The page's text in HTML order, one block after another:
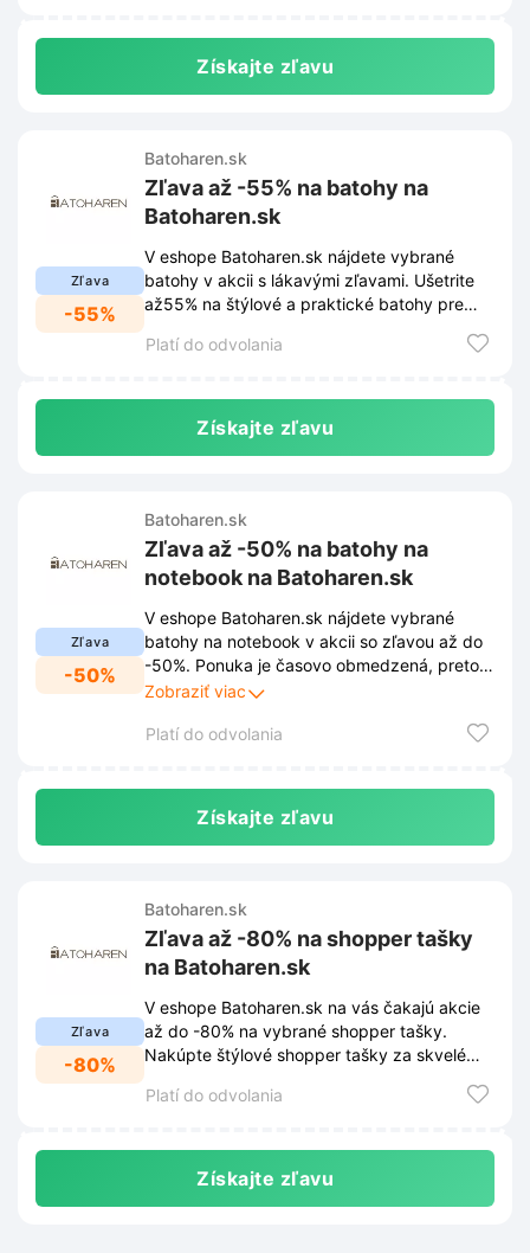
Získajte zľavu
Zľava
-55%
Batoharen.sk
Zľava až -55% na batohy na
Batoharen.sk
V eshope Batoharen.sk nájdete vybrané
batohy v akcii s lákavými zľavami. Ušetrite
až55% na štýlové a praktické batohy pre
Platí do odvolania
Získajte zľavu
Zľava
-50%
Batoharen.sk
Zľava až -50% na batohy na
notebook na Batoharen.sk
V eshope Batoharen.sk nájdete vybrané
batohy na notebook v akcii so zľavou až do
-50%. Ponuka je časovo obmedzená, preto
neváhajte a vyberte si svoj nový batoh ešte
Zobraziť viac
Platí do odvolania
Získajte zľavu
Zľava
-80%
Batoharen.sk
Zľava až -80% na shopper tašky
na Batoharen.sk
V eshope Batoharen.sk na vás čakajú akcie
až do -80% na vybrané shopper tašky.
Nakúpte štýlové shopper tašky za skvelé
Platí do odvolania
Získajte zľavu